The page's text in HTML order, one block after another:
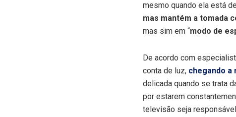
mesmo quando ela está
mas mantém a tomada
mas sim em “modo de
De acordo com
conta de luz, chegando a
delicada quando se trata
por estarem
televisão seja